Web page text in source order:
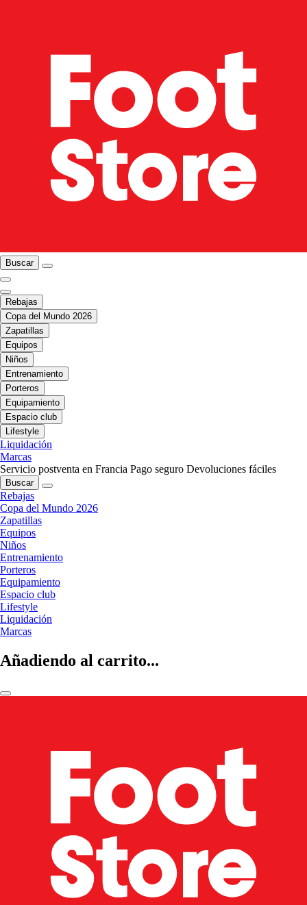
Buscar
Rebajas
Copa del Mundo 2026
Zapatillas
Equipos
Niños
Entrenamiento
Porteros
Equipamiento
Espacio club
Lifestyle
Liquidación
Marcas
Servicio postventa en Francia Pago seguro Devoluciones fáciles
Buscar
Rebajas
Copa del Mundo 2026
Zapatillas
Equipos
Niños
Entrenamiento
Porteros
Equipamiento
Espacio club
Lifestyle
Liquidación
Marcas
Añadiendo al carrito...